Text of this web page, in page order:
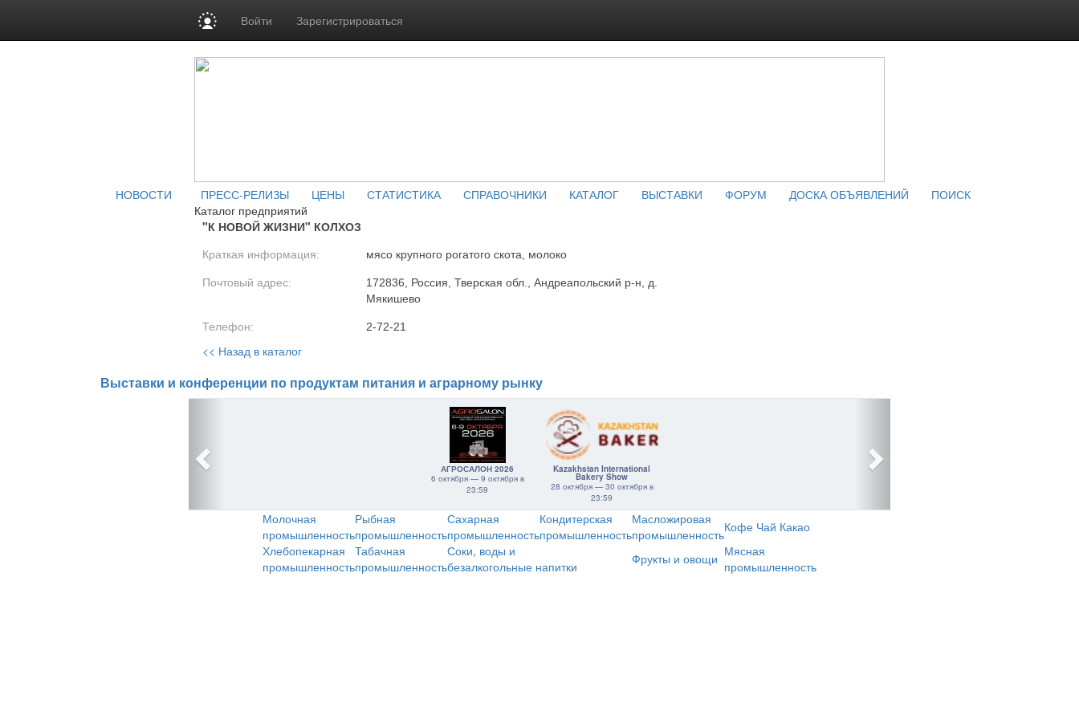
Войти Зарегистрироваться
НОВОСТИ ПРЕСС-РЕЛИЗЫ ЦЕНЫ СТАТИСТИКА СПРАВОЧНИКИ КАТАЛОГ ВЫСТАВКИ ФОРУМ ДОСКА ОБЪЯВЛЕНИЙ
ПОИСК
Каталог предприятий
"К НОВОЙ ЖИЗНИ" КОЛХОЗ
Краткая информация: мясо крупного рогатого скота, молоко
Почтовый адрес:
172836, Россия, Тверская обл., Андреапольский р-н, д.
Мякишево
Телефон: 2-72-21
<< Назад в каталог
Выставки и конференции по продуктам питания и аграрному рынку
АГРОСАЛОН 2026
6 октября — 9 октября в
23:59
Kazakhstan International
Bakery Show
28 октября — 30 октября в
23:59
Молочная
промышленность
Рыбная
промышленность
Сахарная
промышленность
Кондитерская
промышленность
Масложировая
промышленностьКофе Чай Какао
Хлебопекарная
промышленность
Табачная
промышленность
Соки, воды и
безалкогольные напитки
Фрукты и овощи Мясная
промышленность